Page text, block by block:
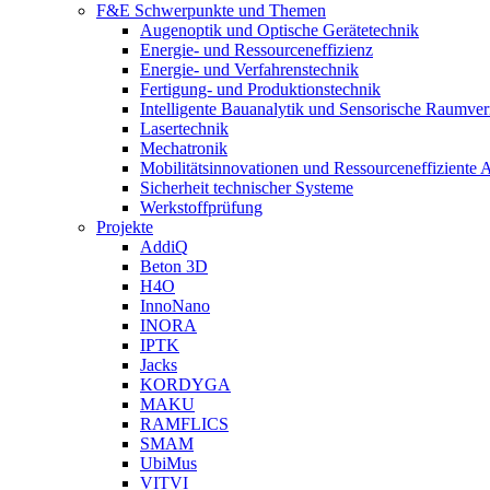
F&E Schwerpunkte und Themen
Augenoptik und Optische Gerätetechnik
Energie- und Ressourceneffizienz
Energie- und Verfahrenstechnik
Fertigung- und Produktionstechnik
Intelligente Bauanalytik und Sensorische
Lasertechnik
Mechatronik
Mobilitätsinnovationen und Ressourceneffiziente
Sicherheit technischer Systeme
Werkstoffprüfung
Projekte
AddiQ
Beton 3D
H4O
InnoNano
INORA
IPTK
Jacks
KORDYGA
MAKU
RAMFLICS
SMAM
UbiMus
VITVI